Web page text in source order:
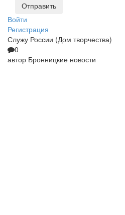
Войти
Регистрация
Служу России (Дом творчества)
0
автор Бронницкие новости